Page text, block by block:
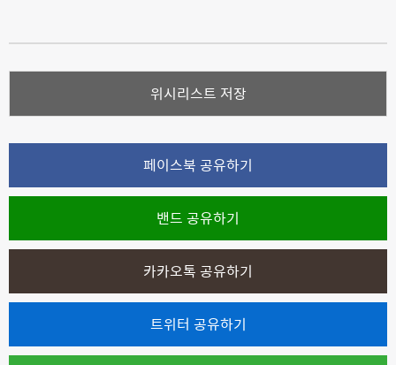
위시리스트 저장
페이스북 공유하기
밴드 공유하기
카카오톡 공유하기
트위터 공유하기